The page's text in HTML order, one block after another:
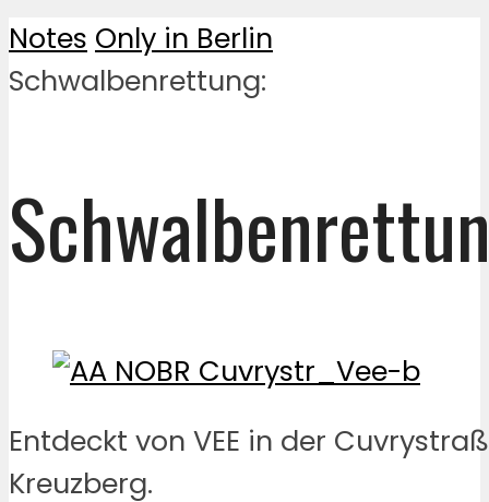
Notes Only in Berlin
Schwalbenrettung:
Entdeckt von VEE in der
Kreuzberg.